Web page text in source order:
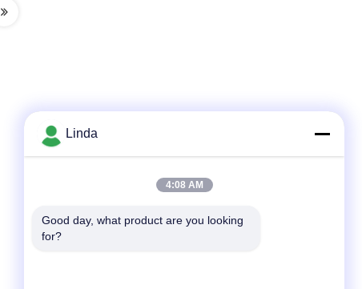
전화
Linda
4:08 AM
Good day, what product are you looking
for?